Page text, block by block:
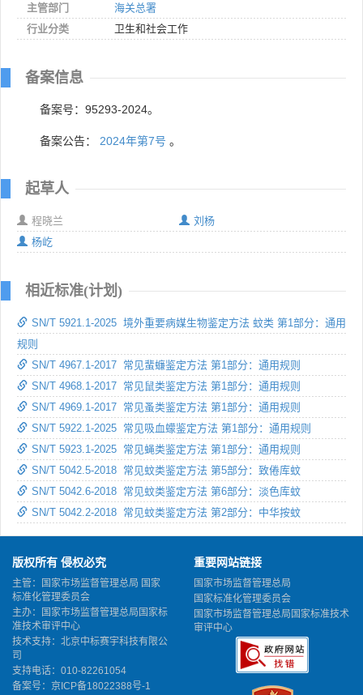
主管部门
海关总署
行业分类
卫生和社会工作
备案信息
备案号：95293-2024。
备案公告： 2024年第7号 。
起草人
程晓兰
刘杨
杨屹
相近标准(计划)
SN/T 5921.1-2025 境外重要病媒生物鉴定方法 蚊类 第1部分：通用
规则
SN/T 4967.1-2017 常见蜚蠊鉴定方法 第1部分：通用规则
SN/T 4968.1-2017 常见鼠类鉴定方法 第1部分：通用规则
SN/T 4969.1-2017 常见蚤类鉴定方法 第1部分：通用规则
SN/T 5922.1-2025 常见吸血蠓鉴定方法 第1部分：通用规则
SN/T 5923.1-2025 常见蝇类鉴定方法 第1部分：通用规则
SN/T 5042.5-2018 常见蚊类鉴定方法 第5部分：致倦库蚊
SN/T 5042.6-2018 常见蚊类鉴定方法 第6部分：淡色库蚊
SN/T 5042.2-2018 常见蚊类鉴定方法 第2部分：中华按蚊
版权所有 侵权必究
主管：国家市场监督管理总局 国家
标准化管理委员会
主办：国家市场监督管理总局国家标
准技术审评中心
技术支持：北京中标赛宇科技有限公
司
支持电话：010-82261054
备案号： 京ICP备18022388号-1
重要网站链接
国家市场监督管理总局
国家标准化管理委员会
国家市场监督管理总局国家标准技术
审评中心